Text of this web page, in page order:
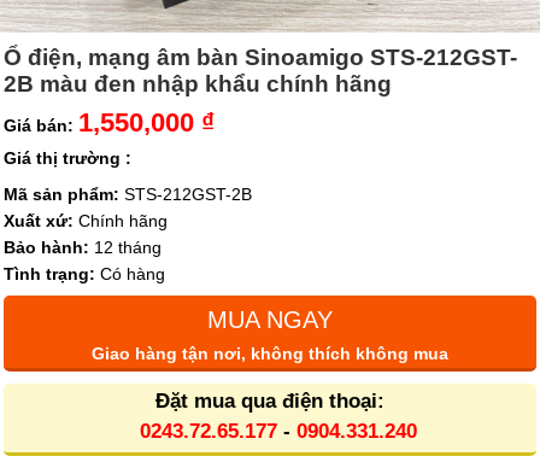
Ổ điện, mạng âm bàn Sinoamigo STS-212GST-
2B màu đen nhập khẩu chính hãng
Giá bán: 1,550,000 ₫
Giá thị trường :
Mã sản phẩm: STS-212GST-2B
Xuất xứ: Chính hãng
Bảo hành: 12 tháng
Tình trạng: Có hàng
MUA NGAY
Giao hàng tận nơi, không thích không mua
Đặt mua qua điện thoại:
0243.72.65.177- 0904.331.240